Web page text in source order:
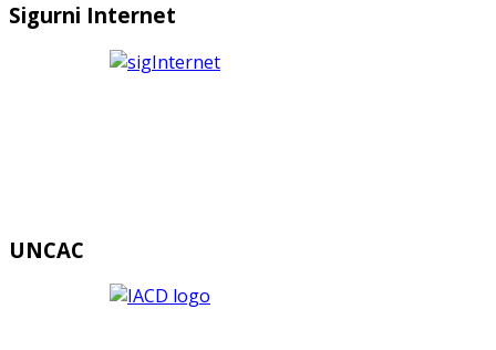
Sigurni Internet
UNCAC